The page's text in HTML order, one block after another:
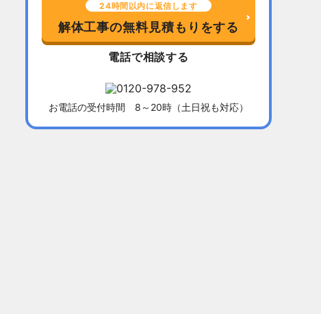
千葉県習志野市
所在地
福岡県北九
24時間以内に返信します
解体工事の無料見積もりをする
電話で相談する
お電話の受付時間 8～20時（土日祝も対応）